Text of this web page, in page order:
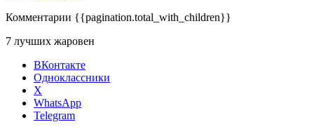
Комментарии {{pagination.total_with_children}}
7 лучших жаровен
ВКонтакте
Одноклассники
X
WhatsApp
Telegram